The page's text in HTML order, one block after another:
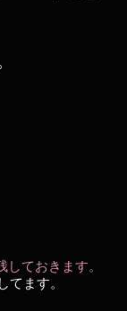
ておきます。
ます。